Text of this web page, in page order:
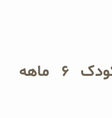
آیا دانه چیا برای کودک ۶ ماهه